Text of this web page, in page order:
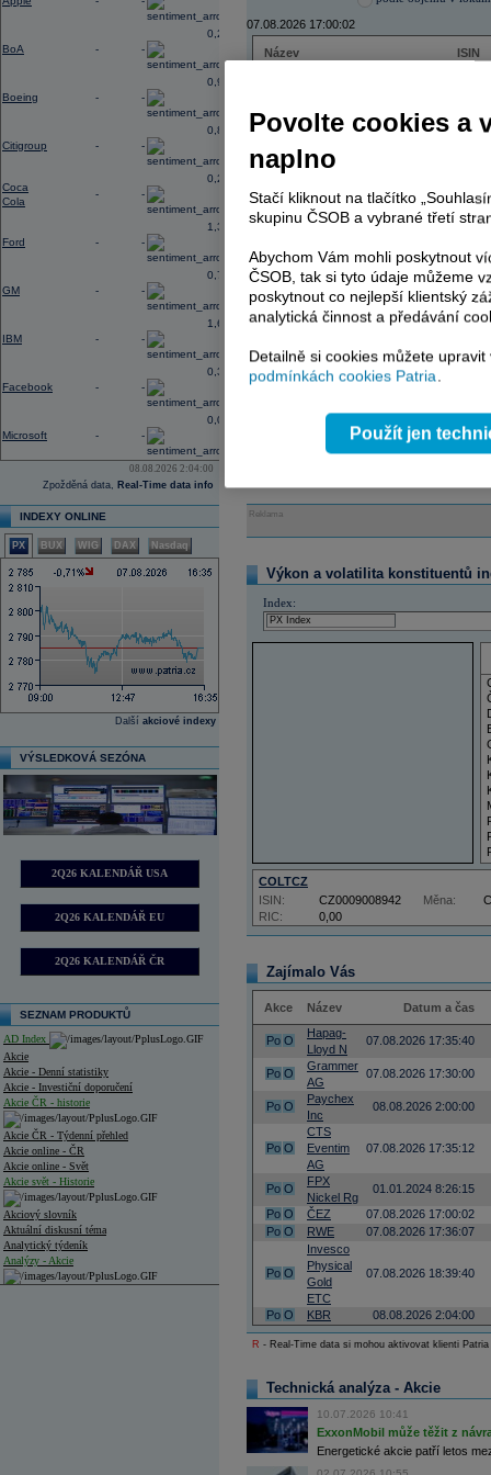
BoA - -
0,27
Boeing - -
0,96
Citigroup - -
0,88
Coca
Cola
- -
0,23
Ford - -
1,38
GM - -
0,74
IBM - -
1,65
Facebook - -
0,37
Microsoft - -
0,03
08.08.2026 2:04:00
Zpožděná data, Real-Time data info
INDEXY ONLINE
PX BUX WIG DAX Nasdaq
Další akciové indexy
VÝSLEDKOVÁ SEZÓNA
2Q26 KALENDÁŘ USA
2Q26 KALENDÁŘ EU
2Q26 KALENDÁŘ ČR
SEZNAM PRODUKTŮ
AD Index
Akcie
Akcie - Denní statistiky
Akcie - Investiční doporučení
Akcie ČR - historie
Akcie ČR - Týdenní přehled
Akcie online - ČR
Akcie online - Svět
Akcie svět - Historie
Akciový slovník
Aktuální diskusní téma
Analytický týdeník
Analýzy - Akcie
07.08.2026 17:00:02
Název
ISIN
ERSTE BANK
TMR
AD index - vývoj
Region
Reklama
Výkon a volatilita konstituentů
Index:
COLTCZ
RIC: 0,00
ISIN: CZ0009008942 Měna:
Zajímalo Vás
Akce Název Datum a čas
Po O
Hapag-
Lloyd N
07.08.2026 17:35:40
Po O
Grammer
AG
07.08.2026 17:30:00
Po O
Paychex
Inc
08.08.2026 2:00:00
Po O
CTS
Eventim
AG
07.08.2026 17:35:12
Po O
FPX
Nickel Rg
01.01.2024 8:26:15
Po O ČEZ
07.08.2026 17:00:02
Po O RWE 07.08.2026 17:36:07
Po O
Invesco
Physical
Gold
ETC
07.08.2026 18:39:40
Po O KBR 08.08.2026 2:04:00
R - Real-Time data si mohou aktivovat klienti
Technická analýza - Akcie
10.07.2026 10:41
ExxonMobil může těžit z
Energetické akcie patří letos
Povolte cookies a
naplno
Stačí kliknout na tlačítko
skupinu ČSOB a vybrané třetí
Abychom Vám mohli poskytnout
ČSOB, tak si tyto údaje můžeme
poskytnout co nejlepší klientský
analytická činnost a předávání
Detailně si cookies můžete
podmínkách cookies Patria.
Použít jen